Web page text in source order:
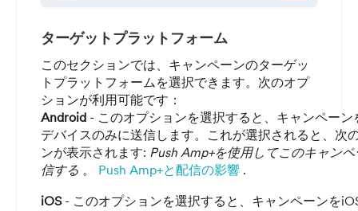
ターゲットプラットフォーム
このセクションでは、キャンペーンのターゲッ
トプラットフォームを選択できます。次のオプ
ションが利用可能です：
Android - このオプションを選択すると、キャンペー
デバイスのみに送信します。これが選択されると、次
ンが表示されます: Push Amp+を使用してこのキャン
信する 。 Push Amp+と配信の影響 .
iOS - このオプションを選択すると、キャンペーンを